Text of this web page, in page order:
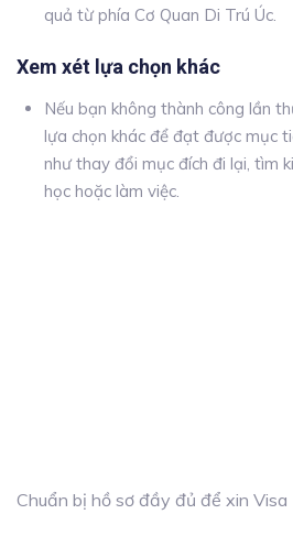
quả từ phía Cơ Quan Di Trú Úc.
Xem xét lựa chọn khác
Nếu bạn không thành công lần
lựa chọn khác để đạt được mục
như thay đổi mục đích đi lại, tìm
học hoặc làm việc.
Chuẩn bị hồ sơ đầy đủ để xin Visa